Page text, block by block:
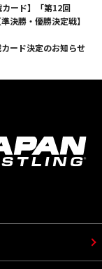
カード】「第12回
決勝・優勝決定戦】
ード決定のお知らせ